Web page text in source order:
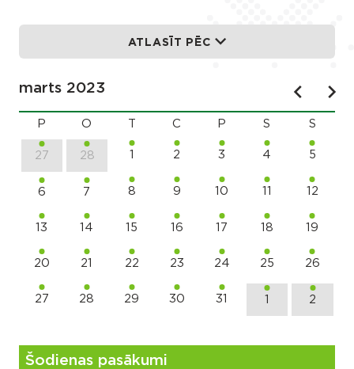
ATLASĪT PĒC
marts 2023
P O C P S S
27 28 1 2 3 4 5
6 7 8 9 10 11 12
13 14 15 16 17 18 19
20 21 22 23 24 25 26
27 28 29 30 31 1 2
Šodienas pasākumi